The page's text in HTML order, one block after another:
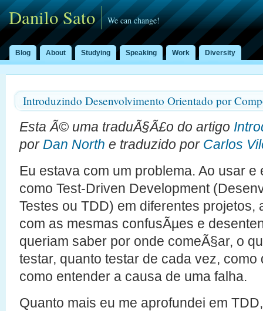
Danilo Sato We can change!
Blog About Studying Speaking Work Diversity
Introduzindo Desenvolvimento Orientado por
Esta Ã© uma traduÃ§Ã£o do artigo
por Dan North e traduzido por Carlos
Eu estava com um problema. Ao usar e
como Test-Driven Development
Testes ou TDD) em diferentes projetos,
com as mesmas confusÃµes e
queriam saber por onde comeÃ§ar, o
testar, quanto testar de cada vez,
como entender a causa de uma falha.
Quanto mais eu me aprofundei em